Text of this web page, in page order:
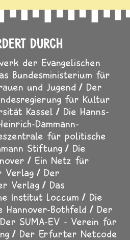
DURCH
der Evangelischen
Bundesministerium für
und Jugend
Der
für Kultur
Kassel
Die Hanns-
Dammann-
für politische
Stiftung
Die
Ein Netz für
Verlag
Der
Verlag
Das
Institut Loccum
Die
Hannover-Bothfeld
Der
Der SUMA-EV - Verein für
Der Erfurter Netcode